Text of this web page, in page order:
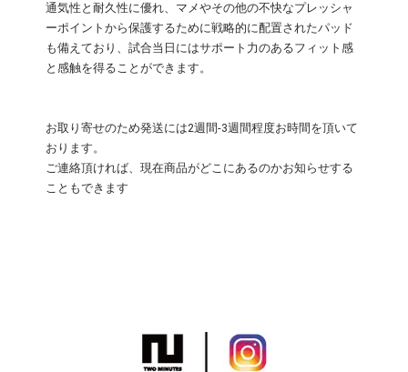
通気性と耐久性に優れ、マメやその他の不快なプレッシャ
ーポイントから保護するために戦略的に配置されたパッド
も備えており、試合当日にはサポート力のあるフィット感
と感触を得ることができます。
お取り寄せのため発送には2週間-3週間程度お時間を頂いて
おります。
ご連絡頂ければ、現在商品がどこにあるのかお知らせする
こともできます